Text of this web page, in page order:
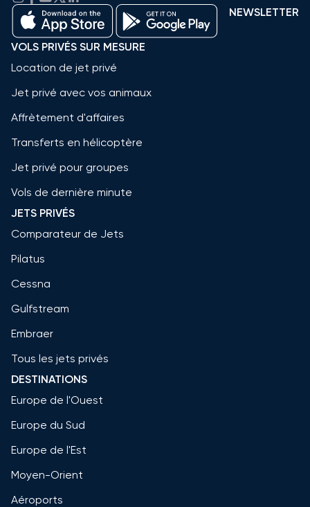
NEWSLETTER
VOLS PRIVÉS SUR MESURE
Location de jet privé
Jet privé avec vos animaux
Affrètement d'affaires
Transferts en hélicoptère
Jet privé pour groupes
Vols de dernière minute
JETS PRIVÉS
Comparateur de Jets
Pilatus
Cessna
Gulfstream
Embraer
Tous les jets privés
DESTINATIONS
Europe de l'Ouest
Europe du Sud
Europe de l'Est
Moyen-Orient
Aéroports